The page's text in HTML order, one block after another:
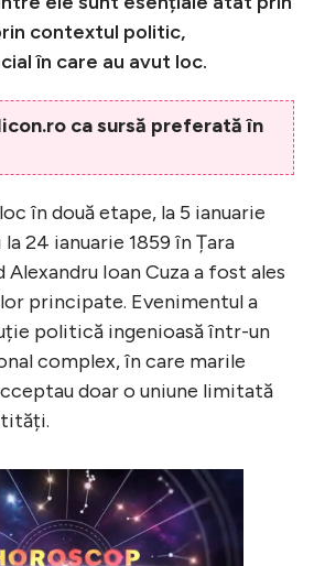
cont
cont
contextul politic,
în care au avut loc.
ca sursă preferată în
în două etape, la 5 ianuarie
24 ianuarie 1859 în Țara
Alexandru Ioan Cuza a fost ales
principate. Evenimentul a
politică ingenioasă într-un
complex, în care marile
doar o uniune limitată